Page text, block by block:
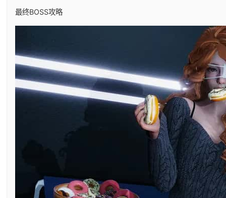
最终BOSS攻略